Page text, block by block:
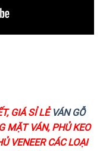
GIÁ SỈ LẺ VÁN GỖ
MẶT VÁN, PHỦ KEO
VENEER CÁC LOẠI